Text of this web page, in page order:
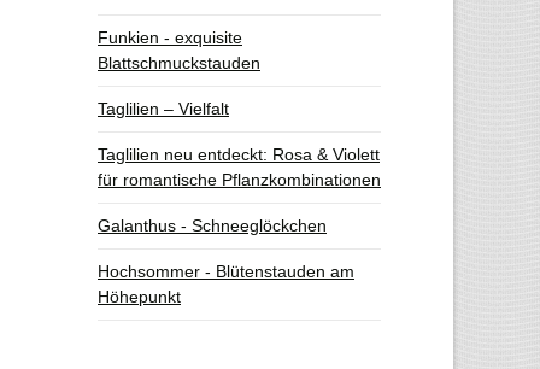
Funkien - exquisite
Blattschmuckstauden
Taglilien – Vielfalt
Taglilien neu entdeckt: Rosa & Violett
für romantische Pflanzkombinationen
Galanthus - Schneeglöckchen
Hochsommer - Blütenstauden am
Höhepunkt